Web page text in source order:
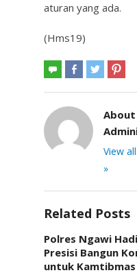
aturan yang ada.
(Hms19)
View
»
Related Posts
Polres Ngawi
Presisi Bangun
untuk Kamtibmas